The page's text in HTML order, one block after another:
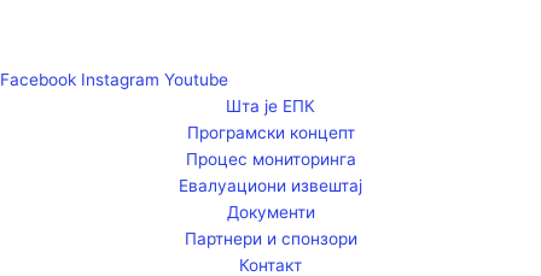
Facebook Instagram Youtube
Шта је ЕПК
Програмски концепт
Процес мониторинга
Евалуациони извештај
Документи
Партнери и спонзори
Контакт